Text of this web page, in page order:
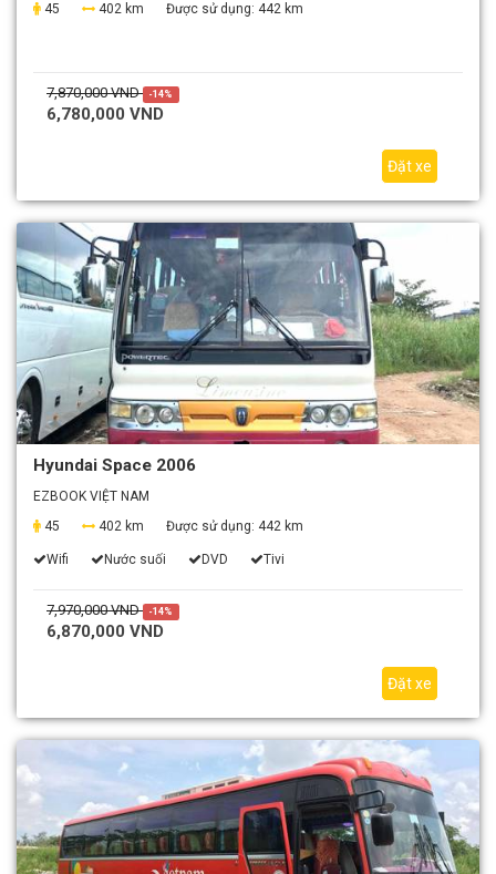
45
402 km Được sử dụng: 442 km
7,870,000 VND -14%
6,780,000 VND
Đặt xe
Hyundai Space 2006
EZBOOK VIỆT NAM
45
402 km Được sử dụng: 442 km
Wifi Nước suối DVD Tivi
7,970,000 VND -14%
6,870,000 VND
Đặt xe